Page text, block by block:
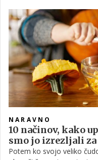
arhitekture in je polna
podrobnosti.
NARAVNO
10 načinov, kako
smo jo izrezljali
Potem ko svojo veliko